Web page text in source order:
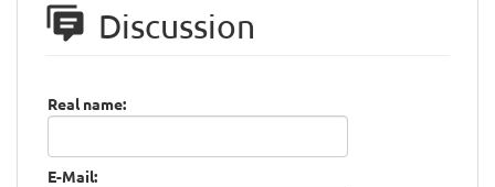
Discussion
Real name:
E-Mail: